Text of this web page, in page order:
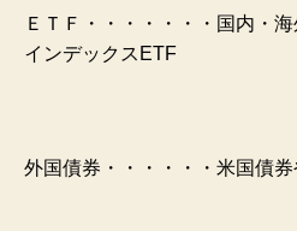
ＥＴＦ・・・・・・・国内・
インデックスETF
外国債券・・・・・・米国債